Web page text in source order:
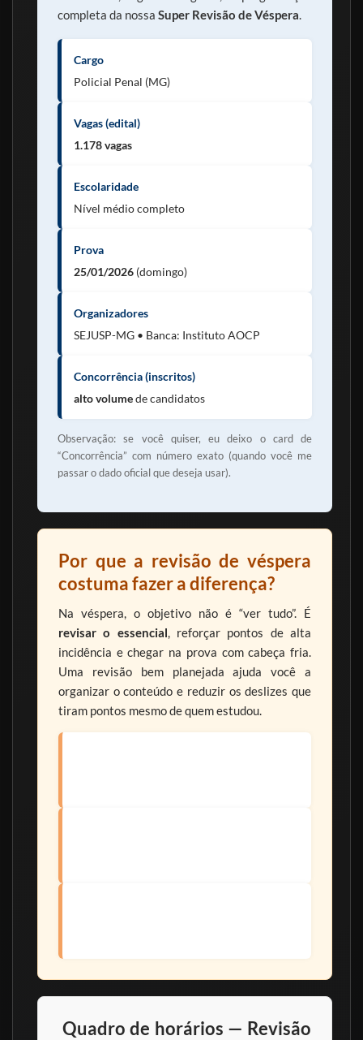
completa da nossa Super Revisão de Véspera
Cargo
Policial Penal (MG)
Vagas (edital)
1.178 vagas
Escolaridade
Nível médio completo
Prova
25/01/2026 (domingo)
Organizadores
SEJUSP-MG • Banca: Instituto AOCP
Concorrência (inscritos)
alto volumede candidatos
Observação: se você quiser, eu deixo o card de
“Concorrência” com número exato (quando você me
passar o dado oficial que deseja usar).
Por que a revisão de véspera
costuma fazer a diferença?
Na véspera, o objetivo não é “ver tudo”. É
revisar o essencial , reforçar pontos de alta
incidência e chegar na prova com cabeça fria.
Uma revisão bem planejada ajuda você a
organizar o conteúdo e reduzir os deslizes que
tiram pontos mesmo de quem estudou.
Quadro de horários — Revisão